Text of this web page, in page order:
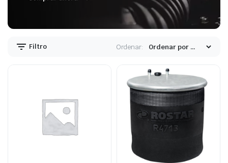
Filtro Ordenar: